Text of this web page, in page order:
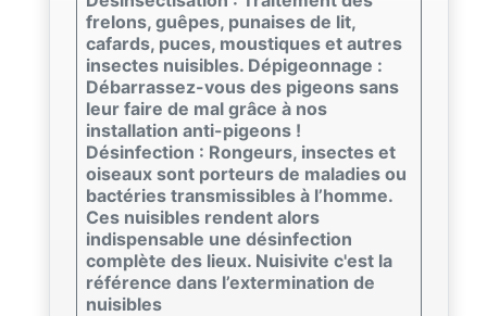
frelons, guêpes, punaises de lit,
cafards, puces, moustiques et autres
insectes nuisibles. Dépigeonnage :
Débarrassez-vous des pigeons sans
leur faire de mal grâce à nos
installation anti-pigeons !
Désinfection : Rongeurs, insectes et
oiseaux sont porteurs de maladies ou
bactéries transmissibles à l’homme.
Ces nuisibles rendent alors
indispensable une désinfection
complète des lieux. Nuisivite c'est la
référence dans l’extermination de
nuisibles